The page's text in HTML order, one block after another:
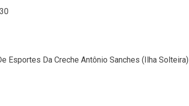
Esportes Da Creche Antônio Sanches (Ilha Solteira)